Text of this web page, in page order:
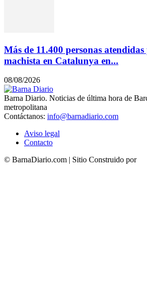
Más de 11.400 personas
machista en Catalunya en...
08/08/2026
Barna Diario. Noticias de última hora de
metropolitana
Contáctanos: info@barnadiario.com
Aviso legal
Contacto
© BarnaDiario.com | Sitio Construido por